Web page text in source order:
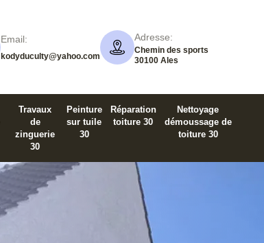
Email:
kodyduculty@yahoo.com
Adresse:
Chemin des sports
30100 Ales
Travaux
de
zinguerie
30
Peinture
sur tuile
30
Réparation
toiture 30
Nettoyage
démoussage de
toiture 30